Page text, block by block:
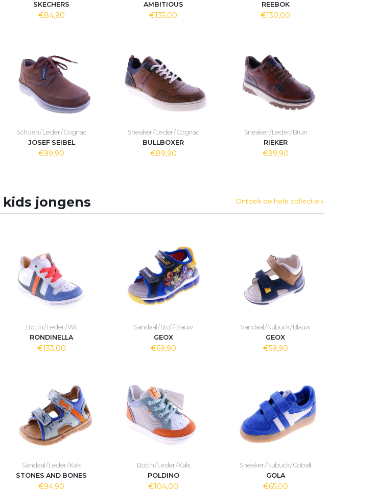
SKECHERS
€84,90
AMBITIOUS
€135,00
REEBOK
€130,00
Schoen / Leder / Cognac
JOSEF SEIBEL
€99,90
Sneaker / Leder / Cognac
BULLBOXER
€89,90
Sneaker / Leder / Bruin
RIEKER
€99,90
kids jongens Ontdek de hele collectie »
Bottin / Leder / Wit
RONDINELLA
€133,00
Sandaal / Stof / Blauw
GEOX
€69,90
Sandaal / Nubuck / Blauw
GEOX
€59,90
Sandaal / Leder / Kaki
STONES AND BONES
€94,90
Bottin / Leder / Kaki
POLDINO
€104,00
Sneaker / Nubuck / Cobalt
GOLA
€65,00